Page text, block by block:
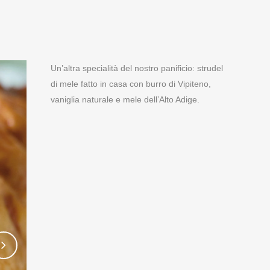
Un’altra specialità del nostro panificio: strudel
di mele fatto in casa con burro di Vipiteno,
vaniglia naturale e mele dell’Alto Adige.